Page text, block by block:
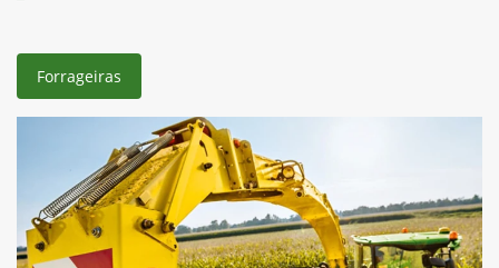
Forrageiras